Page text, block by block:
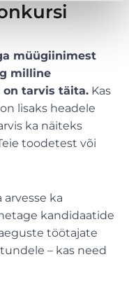
müügiinimest
milline
tarvis täita. Kas
lisaks headele
ka näiteks
toodetest või
ka
kandidaatide
töötajate
– kas need